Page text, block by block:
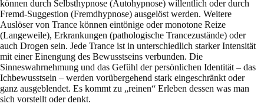
können durch Selbsthypnose (Autohypnose) willentlich oder durch
Fremd-Suggestion (Fremdhypnose) ausgelöst werden. Weitere
Auslöser von Trance können eintönige oder monotone Reize
(Langeweile), Erkrankungen (pathologische Trancezustände) oder
auch Drogen sein. Jede Trance ist in unterschiedlich starker Intensität
mit einer Einengung des Bewusstseins verbunden. Die
Sinneswahrnehmung und das Gefühl der persönlichen Identität – das
Ichbewusstsein – werden vorübergehend stark eingeschränkt oder
ganz ausgeblendet. Es kommt zu „reinen“ Erleben dessen was man
sich vorstellt oder denkt.